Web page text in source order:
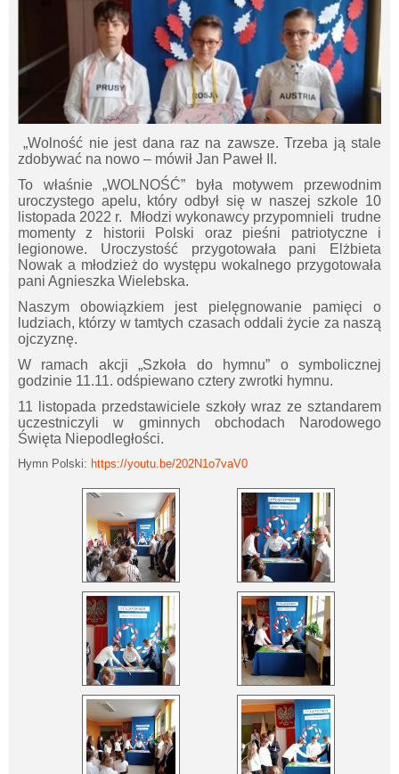
„Wolność nie jest dana raz na zawsze. Trzeba ją stale
zdobywać na nowo – mówił Jan Paweł II.
To właśnie „WOLNOŚĆ” była motywem przewodnim
uroczystego apelu, który odbył się w naszej szkole 10
listopada 2022 r. Młodzi wykonawcy przypomnieli trudne
momenty z historii Polski oraz pieśni patriotyczne i
legionowe. Uroczystość przygotowała pani Elżbieta
Nowak a młodzież do występu wokalnego przygotowała
pani Agnieszka Wielebska.
Naszym obowiązkiem jest pielęgnowanie pamięci o
ludziach, którzy w tamtych czasach oddali życie za naszą
ojczyznę.
W ramach akcji „Szkoła do hymnu” o symbolicznej
godzinie 11.11. odśpiewano cztery zwrotki hymnu.
11 listopada przedstawiciele szkoły wraz ze sztandarem
uczestniczyli w gminnych obchodach Narodowego
Święta Niepodległości.
Hymn Polski: https://youtu.be/202N1o7vaV0